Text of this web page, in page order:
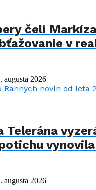
čelí
v
augusta 2026
Telerána
augusta 2026